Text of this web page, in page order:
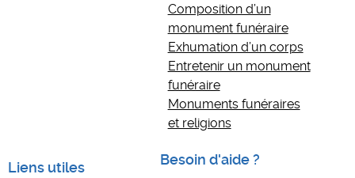
Composition d’un
monument funéraire
Exhumation d’un corps
Entretenir un monument
funéraire
Monuments funéraires
et religions
Liens utiles Besoin d'aide ?